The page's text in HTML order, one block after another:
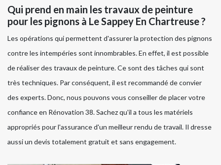
Qui prend en main les travaux de peinture
pour les pignons à Le Sappey En Chartreuse ?
Les opérations qui permettent d'assurer la protection des pignons
contre les intempéries sont innombrables. En effet, il est possible
de réaliser des travaux de peinture. Ce sont des tâches qui sont
très techniques. Par conséquent, il est recommandé de convier
des experts. Donc, nous pouvons vous conseiller de placer votre
confiance en Rénovation 38. Sachez qu'il a tous les matériels
appropriés pour l'assurance d'un meilleur rendu de travail. Il dresse
aussi un devis totalement gratuit et sans engagement.